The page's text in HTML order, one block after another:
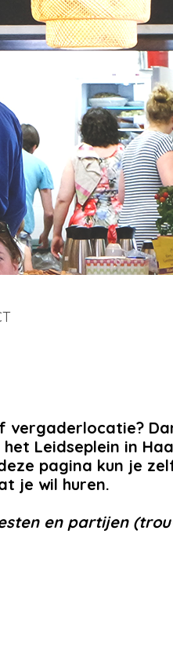
vergaderlocatie?
Leidseplein in
pagina kun je
je wil huren.
en partijen